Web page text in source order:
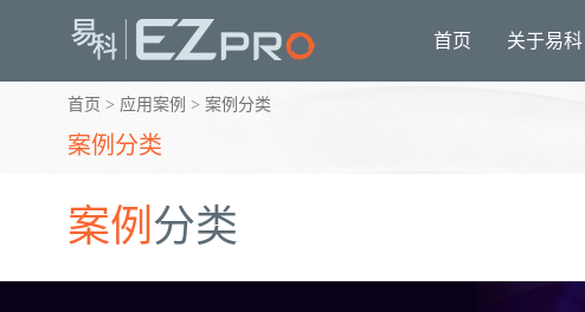
首页 关于易科
首页 > 应用案例 > 案例分类
案例分类
案例分类